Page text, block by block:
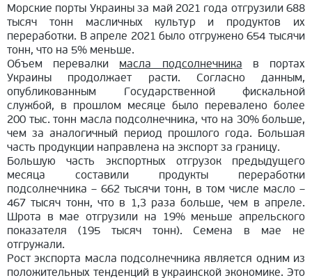
Морские порты Украины за май 2021 года отгрузили 688
тысяч тонн масличных культур и продуктов их
переработки. В апреле 2021 было отгружено 654 тысячи
тонн, что на 5% меньше.
Объем перевалки масла подсолнечника в портах
Украины продолжает расти. Согласно данным,
опубликованным Государственной фискальной
службой, в прошлом месяце было перевалено более
200 тыс. тонн масла подсолнечника, что на 30% больше,
чем за аналогичный период прошлого года. Большая
часть продукции направлена на экспорт за границу.
Большую часть экспортных отгрузок предыдущего
месяца составили продукты переработки
подсолнечника – 662 тысячи тонн, в том числе масло –
467 тысяч тонн, что в 1,3 раза больше, чем в апреле.
Шрота в мае отгрузили на 19% меньше апрельского
показателя (195 тысяч тонн). Семена в мае не
отгружали.
Рост экспорта масла подсолнечника является одним из
положительных тенденций в украинской экономике. Это